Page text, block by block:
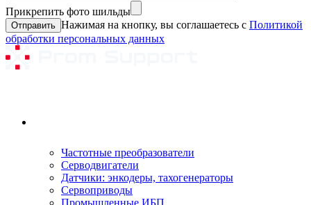
Прикрепить фото шильды
Нажимая на кнопку, вы соглашаетесь с Политикой
обработки персональных данных
Частотные преобразователи
Серводвигатели
Датчики: энкодеры, тахогенераторы
Сервоприводы